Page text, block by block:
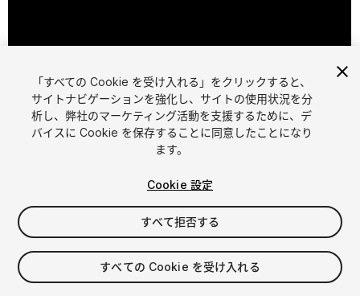
1/ 11
$69
シート 1
「すべての Cookie を受け入れる」をクリックすると、
サイトナビゲーションを強化し、サイトの使用状況を分
析し、弊社のマーケティング活動を支援するために、デ
バイスに Cookie を保存することに同意したことになり
ます。
Cookie 設定
すべて拒否する
すべての Cookie を受け入れる